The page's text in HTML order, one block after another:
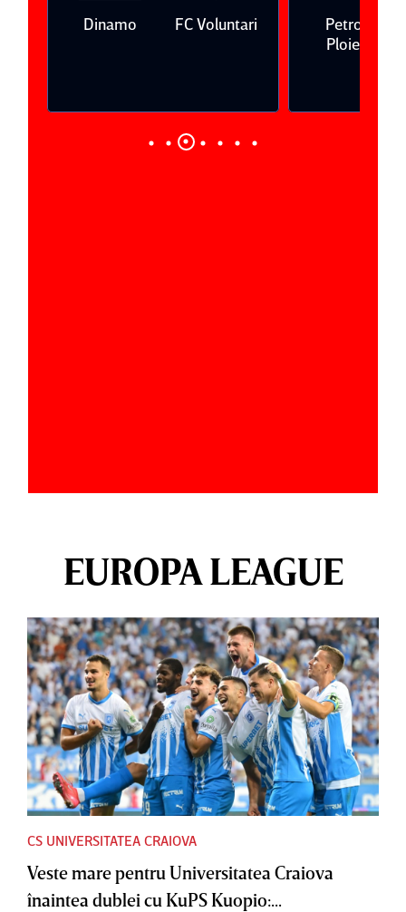
Dinamo FC Voluntari
Petrolul
Ploieşti
EUROPA LEAGUE
CS UNIVERSITATEA CRAIOVA
Veste mare pentru Universitatea Craiova
înaintea dublei cu KuPS Kuopio:...